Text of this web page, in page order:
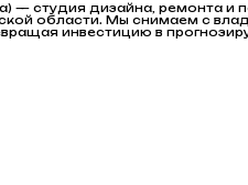
— студия дизайна, ремонта и
области. Мы снимаем с
инвестицию в